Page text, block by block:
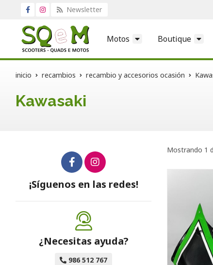
Newsletter
Motos Boutique
inicio recambios recambio y accesorios ocasión
Kawasaki
Mostrando 1
¡Síguenos en las redes!
¿Necesitas ayuda?
986 512 767